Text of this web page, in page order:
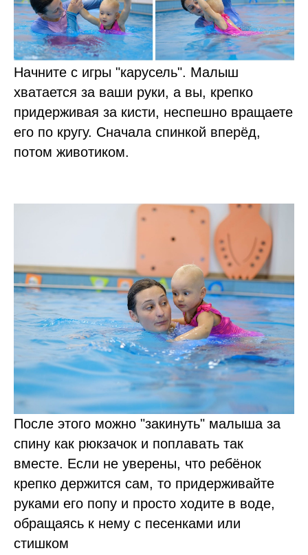
Начните с игры "карусель". Малыш
хватается за ваши руки, а вы, крепко
придерживая за кисти, неспешно вращаете
его по кругу. Сначала спинкой вперёд,
потом животиком.
После этого можно "закинуть" малыша за
спину как рюкзачок и поплавать так
вместе. Если не уверены, что ребёнок
крепко держится сам, то придерживайте
руками его попу и просто ходите в воде,
обращаясь к нему с песенками или
стишком